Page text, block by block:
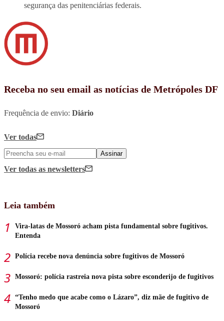
segurança das penitenciárias federais.
Receba no seu email as notícias de Metrópoles DF
Frequência de envio: Diário
Ver todas
Assinar
Ver todas as newsletters
Leia também
Vira-latas de Mossoró acham pista fundamental sobre fugitivos.
Entenda
Polícia recebe nova denúncia sobre fugitivos de Mossoró
Mossoró: polícia rastreia nova pista sobre esconderijo de fugitivos
“Tenho medo que acabe como o Lázaro”, diz mãe de fugitivo de
Mossoró